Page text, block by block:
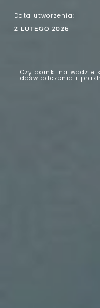
2 LUTEGO 2026
Data utworzenia:
Czy domki na wodzie
doświadczenia i